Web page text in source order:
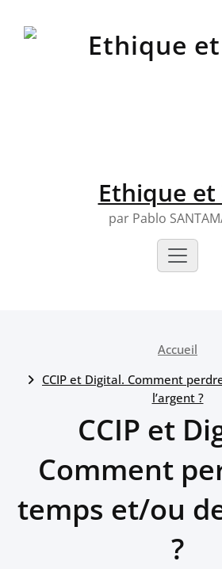
Ethique et
par Pablo
Accueil
CCIP et Digital. Comment
l’argent ?
CCIP et
Comment
temps et/ou
?